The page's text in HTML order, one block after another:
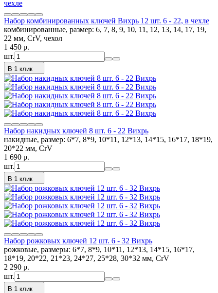
Набор комбинированных ключей Вихрь 12 шт. 6 - 22, в чехле
комбинированные, размер: 6, 7, 8, 9, 10, 11, 12, 13, 14, 17, 19,
22 мм, CrV, чехол
1 450 p.
шт.
В 1 клик
Набор накидных ключей 8 шт. 6 - 22 Вихрь
накидные, размер: 6*7, 8*9, 10*11, 12*13, 14*15, 16*17, 18*19,
20*22 мм, CrV
1 690 p.
шт.
В 1 клик
Набор рожковых ключей 12 шт. 6 - 32 Вихрь
рожковые, размеры: 6*7, 8*9, 10*11, 12*13, 14*15, 16*17,
18*19, 20*22, 21*23, 24*27, 25*28, 30*32 мм, CrV
2 290 p.
шт.
В 1 клик